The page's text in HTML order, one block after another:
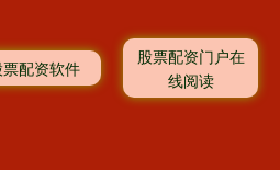
票配资软件
股票配资门户在
线阅读